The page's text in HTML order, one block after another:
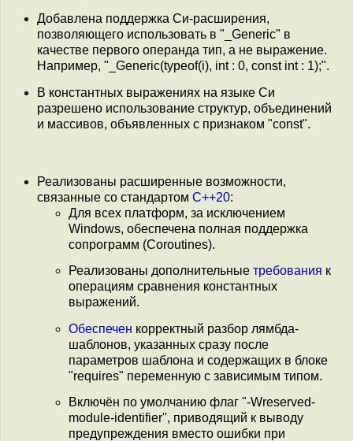
Добавлена поддержка Си-расширения,
позволяющего использовать в "_Generic" в
качестве первого операнда тип, а не выражение.
Например, "_Generic(typeof(i), int : 0, const int : 1);".
В константных выражениях на языке Си
разрешено использование структур, объединений
и массивов, объявленных с признаком "const".
Реализованы расширенные возможности,
связанные со стандартом C++20:
Для всех платформ, за исключением
Windows, обеспечена полная поддержка
сопрограмм (Coroutines).
Реализованы дополнительные требования к
операциям сравнения константных
выражений.
Обеспечен корректный разбор лямбда-
шаблонов, указанных сразу после
параметров шаблона и содержащих в блоке
"requires" переменную с зависимым типом.
Включён по умолчанию флаг "-Wreserved-
module-identifier", приводящий к выводу
предупреждения вместо ошибки при